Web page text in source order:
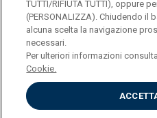
ENGLISH
Privacy
TUTTI/RIFIUTA TUTTI), oppure
(PERSONALIZZA). Chiudendo il
alcuna scelta la navigazione
necessari.
Per ulteriori informazioni
Cookie.